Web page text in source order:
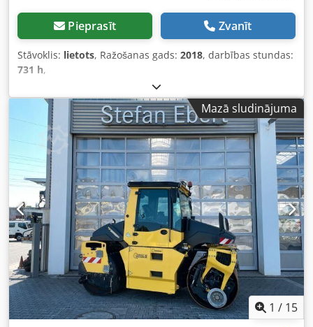
Pieprasīt Zvanīt
Stāvoklis: lietots, Ražošanas gads: 2018, darbības stundas:
731 h,
Mazā sludinājuma
1 / 15